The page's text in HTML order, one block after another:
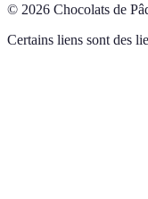
© 2026 Chocolats de
Certains liens sont des